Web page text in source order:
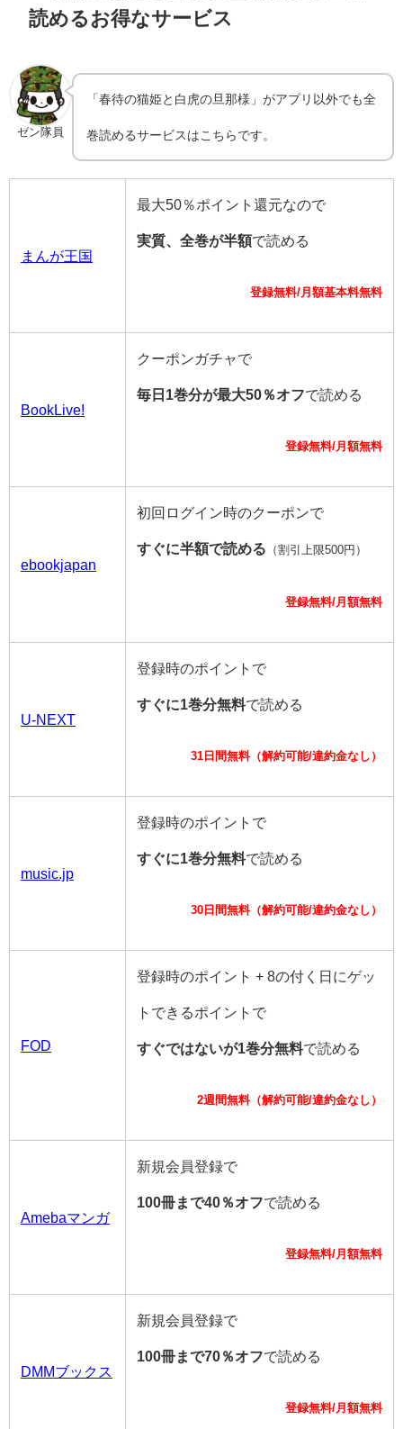
読めるお得なサービス
ゼン隊員
「春待の猫姫と白虎の旦那様」がアプリ以外でも全
巻読めるサービスはこちらです。
まんが王国
最大50％ポイント還元なので
実質、全巻が半額で読める
登録無料/月額基本料無料
BookLive!
クーポンガチャで
毎日1巻分が最大50％オフで読める
登録無料/月額無料
ebookjapan
初回ログイン時のクーポンで
すぐに半額で読める （割引上限500円）
登録無料/月額無料
U-NEXT
登録時のポイントで
すぐに1巻分無料で読める
31日間無料（解約可能/違約金なし）
music.jp
登録時のポイントで
すぐに1巻分無料で読める
30日間無料（解約可能/違約金なし）
FOD
登録時のポイント + 8の付く日にゲッ
トできるポイントで
すぐではないが1巻分無料で読める
2週間無料（解約可能/違約金なし）
Amebaマンガ
新規会員登録で
100冊まで40％オフで読める
登録無料/月額無料
DMMブックス
新規会員登録で
100冊まで70％オフで読める
登録無料/月額無料